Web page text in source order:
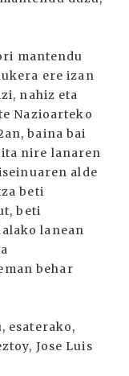
mantendu
ere izan
nahiz eta
Nazioarteko
baina bai
nire lanaren
alde
beti
beti
lanean
behar
esaterako,
Jose Luis